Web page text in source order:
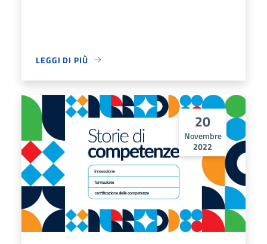
LEGGI DI PIÙ
20
Novembre
2022